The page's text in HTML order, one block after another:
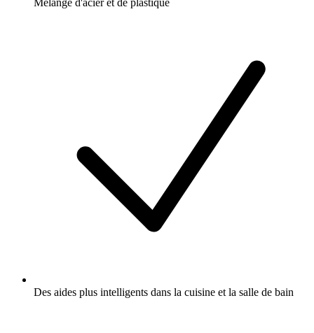
Des aides plus intelligents dans la cuisine et la salle de bain